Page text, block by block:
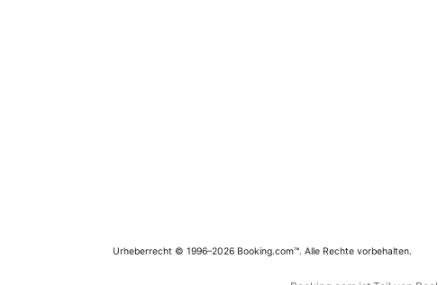
Urheberrecht © 1996–2026 Booking.com™. Alle Rechte vorbehalten.